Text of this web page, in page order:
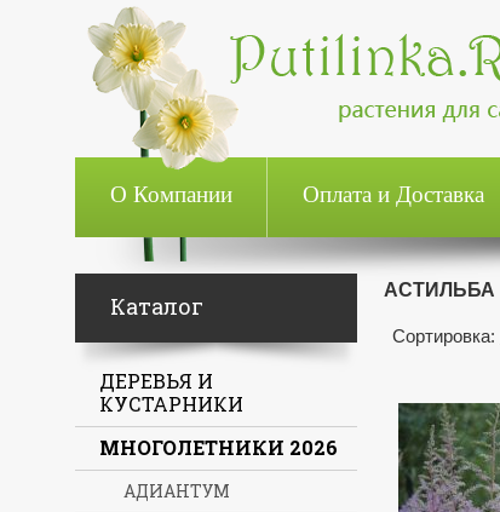
О Компании Оплата и Доставка
АСТИЛЬБА
Сортировка:
Каталог
ДЕРЕВЬЯ И
КУСТАРНИКИ
МНОГОЛЕТНИКИ 2026
АДИАНТУМ